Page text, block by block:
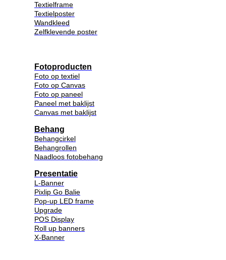
Textielframe
Textielposter
Wandkleed
Zelfklevende poster
Fotoproducten
Foto op textiel
Foto op Canvas
Foto op paneel
Paneel met baklijst
Canvas met baklijst
Behang
Behangcirkel
Behangrollen
Naadloos fotobehang
Presentatie
L-Banner
Pixlip Go Balie
Pop-up LED frame
Upgrade
POS Display
Roll up banners
X-Banner